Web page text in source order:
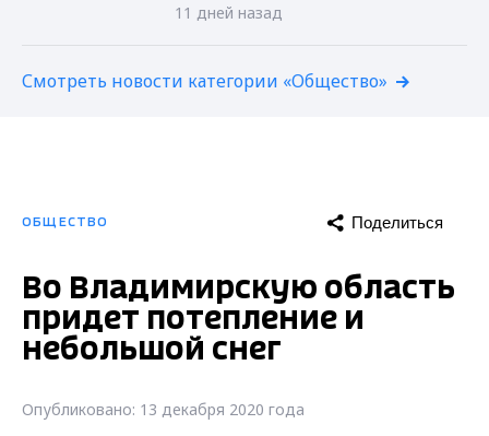
11 дней назад
Смотреть новости категории «Общество»
ОБЩЕСТВО Поделиться
Во Владимирскую область
придет потепление и
небольшой снег
Опубликовано: 13 декабря 2020 года